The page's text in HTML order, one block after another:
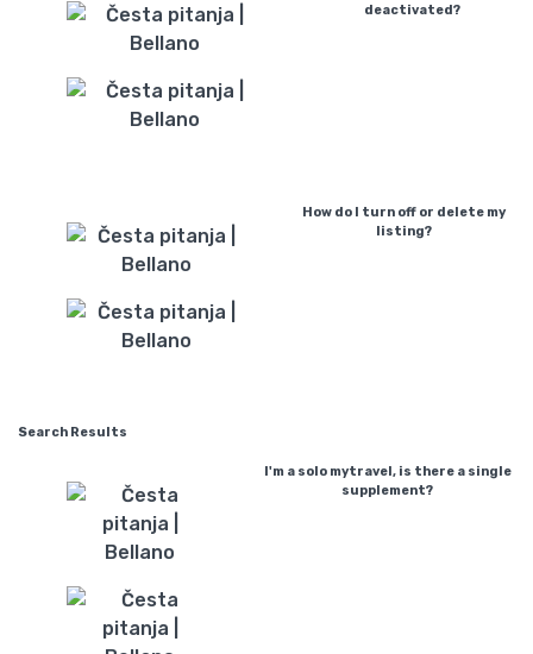
deactivated?
How do I turn off or delete my
listing?
Search Results
I'm a solo mytravel, is there a single
supplement?